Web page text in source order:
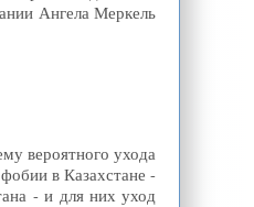
Ангела Меркель
вероятного ухода
в Казахстане -
- и для них уход